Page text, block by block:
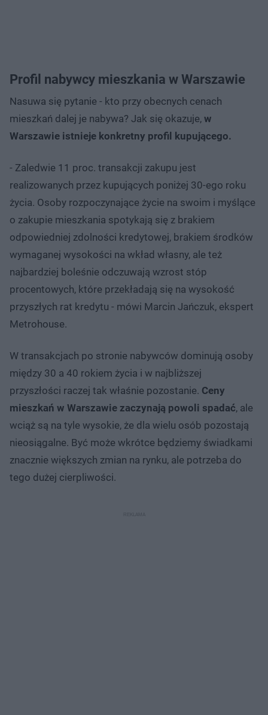
Profil nabywcy mieszkania w Warszawie
Nasuwa się pytanie - kto przy obecnych cenach
mieszkań dalej je nabywa? Jak się okazuje, w
Warszawie istnieje konkretny profil kupującego.
- Zaledwie 11 proc. transakcji zakupu jest
realizowanych przez kupujących poniżej 30-ego roku
życia. Osoby rozpoczynające życie na swoim i myślące
o zakupie mieszkania spotykają się z brakiem
odpowiedniej zdolności kredytowej, brakiem środków
wymaganej wysokości na wkład własny, ale też
najbardziej boleśnie odczuwają wzrost stóp
procentowych, które przekładają się na wysokość
przyszłych rat kredytu - mówi Marcin Jańczuk, ekspert
Metrohouse.
W transakcjach po stronie nabywców dominują osoby
między 30 a 40 rokiem życia i w najbliższej
przyszłości raczej tak właśnie pozostanie. Ceny
mieszkań w Warszawie zaczynają powoli spadać, ale
wciąż są na tyle wysokie, że dla wielu osób pozostają
nieosiągalne. Być może wkrótce będziemy świadkami
znacznie większych zmian na rynku, ale potrzeba do
tego dużej cierpliwości.